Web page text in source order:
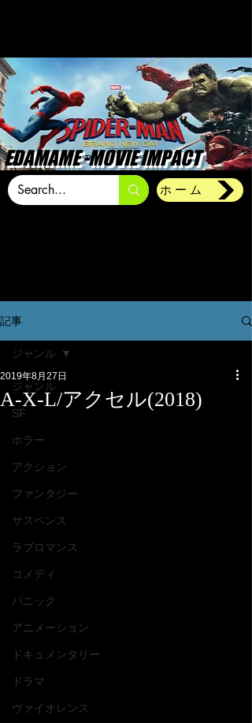
EDAMAME -MOVIE IMPACT
ホーム
記事
ジャンル
SF
ホラー
アクション
ファンタジー
サスペンス
ラブロマンス
コメディ
パニック
アニメーション
ドキュメンタリー
ドラマ
ヴァイオレンス
ジャンル
A-X-L/アクセル(2018)
2019年8月27日